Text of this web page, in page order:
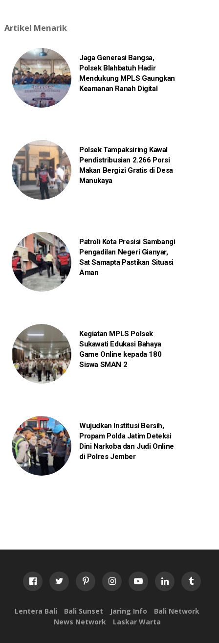
Artikel Menarik
Jaga Generasi Bangsa,
Polsek Blahbatuh Hadir
Mendukung MPLS Gaungkan
Keamanan Ranah Digital
Polsek Tampaksiring Kawal
Pendistribusian 2.266 Porsi
Makan Bergizi Gratis di Desa
Manukaya
Patroli Kota Presisi Sambangi
Pengadilan Negeri Gianyar,
Sat Samapta Pastikan Situasi
Aman
Kegiatan MPLS Polsek
Sukawati Edukasi Bahaya
Game Online kepada 180
Siswa SMAN 2
Wujudkan Institusi Bersih,
Propam Polda Jatim Deteksi
Dini Narkoba dan Judi Online
di Polres Jember
Lentera Bali Bali Sunset Jaring Info
Bali Network
News Network
Laskar Warta